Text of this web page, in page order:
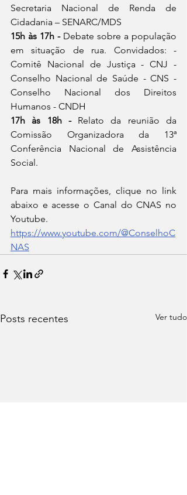
Secretaria Nacional de Renda de
Cidadania – SENARC/MDS
15h às 17h - Debate sobre a população
em situação de rua. Convidados: -
Comitê Nacional de Justiça - CNJ -
Conselho Nacional de Saúde - CNS -
Conselho Nacional dos Direitos
Humanos - CNDH
17h às 18h - Relato da reunião da
Comissão Organizadora da 13ª
Conferência Nacional de Assistência
Social.
Para mais informações, clique no link
abaixo e acesse o Canal do CNAS no
Youtube.
https://www.youtube.com/@ConselhoC
NAS
Posts recentes Ver tudo